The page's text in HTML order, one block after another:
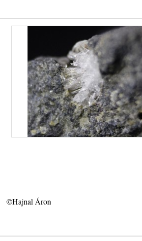
©Hajnal Áron